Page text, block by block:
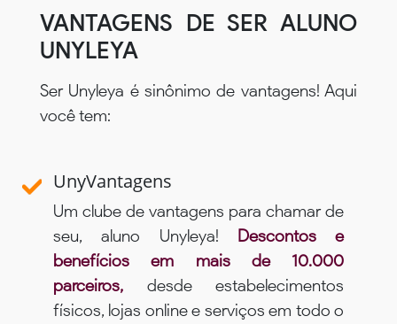
VANTAGENS DE SER ALUNO
UNYLEYA
Ser Unyleya é sinônimo de vantagens! Aqui
você tem:
UnyVantagens
Um clube de vantagens para chamar de
seu, aluno Unyleya! Descontos e
benefícios em mais de 10.000
parceiros, desde estabelecimentos
físicos, lojas online e serviços em todo o